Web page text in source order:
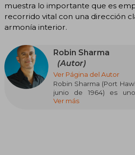
muestra lo importante que es
recorrido vital con una dirección
armonía interior.
Robin Sharma
(Autor)
Ver Página del Autor
Robin Sharma (Port
junio de 1964) es
conferencistas más
Ver más